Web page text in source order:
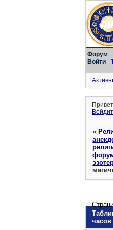
Форум
Войти
»
часов